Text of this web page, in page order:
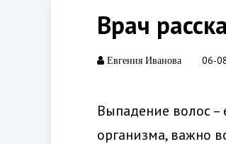
Врач
Евгения Иванова 06-
Выпадение волос –
организма, важно